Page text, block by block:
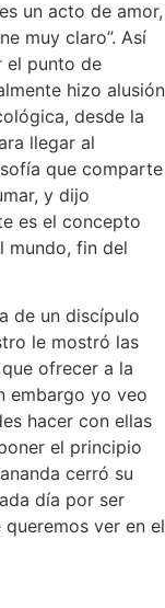
un acto de amor,
muy claro”. Así
el punto de
hizo alusión
desde la
llegar al
que comparte
y dijo
es el concepto
mundo, fin del
de un discípulo
le mostró las
ofrecer a la
embargo yo veo
hacer con ellas
el principio
cerró su
día por ser
ver en el